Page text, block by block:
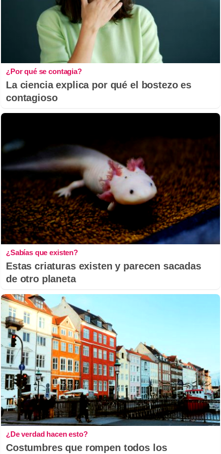
¿Por qué se contagia?
La ciencia explica por qué el bostezo es
contagioso
¿Sabías que existen?
Estas criaturas existen y parecen sacadas
de otro planeta
¿De verdad hacen esto?
Costumbres que rompen todos los